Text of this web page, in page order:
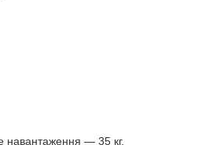
навантаження — 35 кг.